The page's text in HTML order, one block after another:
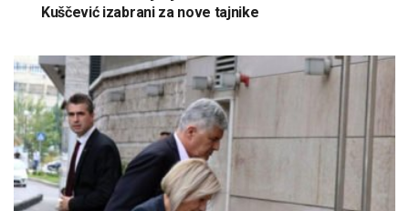
Kuščević izabrani za nove tajnike